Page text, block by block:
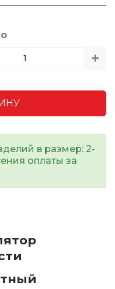
в размер: 2-
оплаты за